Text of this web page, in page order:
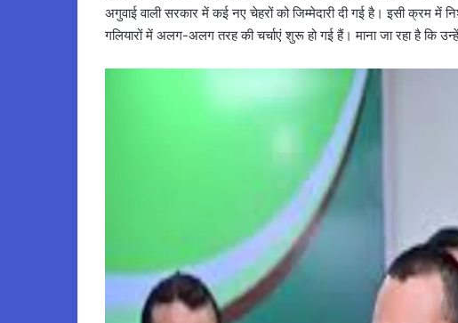
अगुवाई वाली सरकार में कई नए चेहरों को जिम्मेदारी दी गई है। इसी क्रम में
गलियारों में अलग-अलग तरह की चर्चाएं शुरू हो गई हैं। माना जा रहा है कि